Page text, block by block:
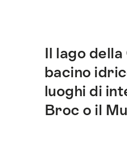
ai
punti
di
ancoraggio
di
questo
Introduzione
Il lago
bacino
luoghi di
Broc o il